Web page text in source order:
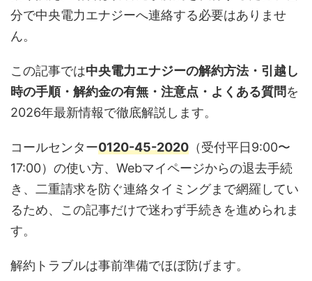
分で中央電力エナジーへ連絡する必要はありませ
ん。
この記事では中央電力エナジーの解約方法・引越し
時の手順・解約金の有無・注意点・よくある質問を
2026年最新情報で徹底解説します。
コールセンター0120-45-2020 （受付平日9:00〜
17:00）の使い方、Webマイページからの退去手続
き、二重請求を防ぐ連絡タイミングまで網羅してい
るため、この記事だけで迷わず手続きを進められま
す。
解約トラブルは事前準備でほぼ防げます。